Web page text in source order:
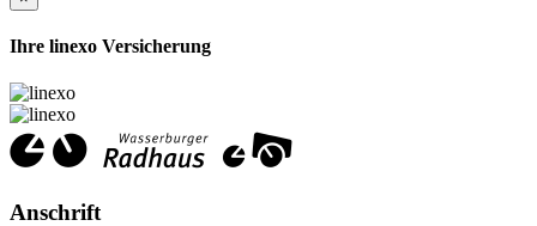
Ihre linexo Versicherung
Anschrift